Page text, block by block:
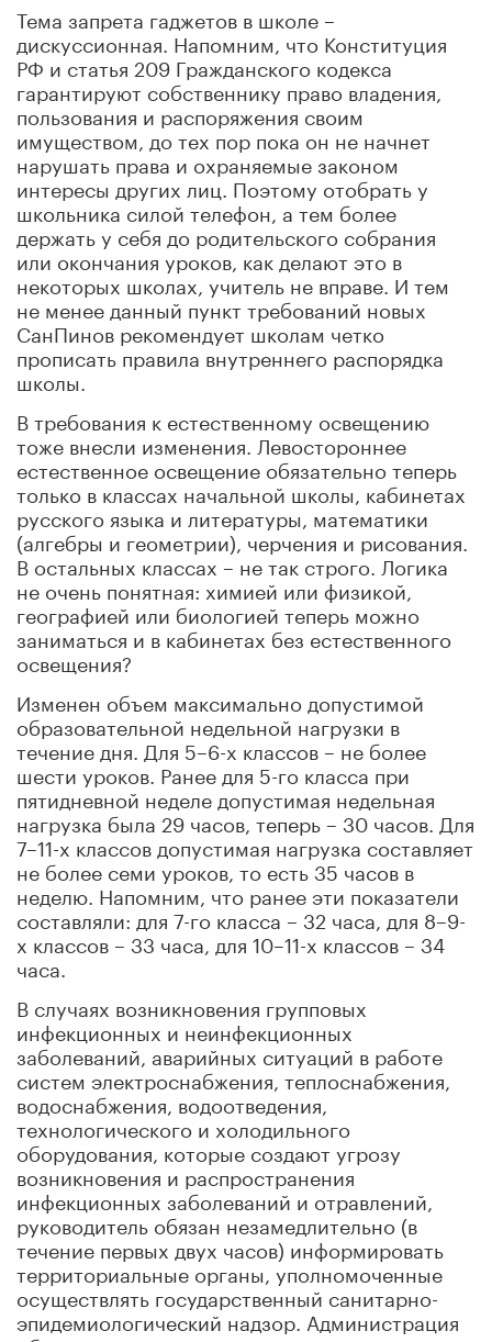
Тема запрета гаджетов в школе –
дискуссионная. Напомним, что Конституция
РФ и статья 209 Гражданского кодекса
гарантируют собственнику право владения,
пользования и распоряжения своим
имуществом, до тех пор пока он не начнет
нарушать права и охраняемые законом
интересы других лиц. Поэтому отобрать у
школьника силой телефон, а тем более
держать у себя до родительского собрания
или окончания уроков, как делают это в
некоторых школах, учитель не вправе. И тем
не менее данный пункт требований новых
СанПинов рекомендует школам четко
прописать правила внутреннего распорядка
школы.
В требования к естественному освещению
тоже внесли изменения. Левостороннее
естественное освещение обязательно теперь
только в классах начальной школы, кабинетах
русского языка и литературы, математики
(алгебры и геометрии), черчения и рисования.
В остальных классах – не так строго. Логика
не очень понятная: химией или физикой,
географией или биологией теперь можно
заниматься и в кабинетах без естественного
освещения?
Изменен объем максимально допустимой
образовательной недельной нагрузки в
течение дня. Для 5–6-х классов – не более
шести уроков. Ранее для 5-го класса при
пятидневной неделе допустимая недельная
нагрузка была 29 часов, теперь – 30 часов. Для
7–11-х классов допустимая нагрузка составляет
не более семи уроков, то есть 35 часов в
неделю. Напомним, что ранее эти показатели
составляли: для 7-го класса – 32 часа, для 8–9-
х классов – 33 часа, для 10–11-х классов – 34
часа.
В случаях возникновения групповых
инфекционных и неинфекционных
заболеваний, аварийных ситуаций в работе
систем электроснабжения, теплоснабжения,
водоснабжения, водоотведения,
технологического и холодильного
оборудования, которые создают угрозу
возникновения и распространения
инфекционных заболеваний и отравлений,
руководитель обязан незамедлительно (в
течение первых двух часов) информировать
территориальные органы, уполномоченные
осуществлять государственный санитарно-
эпидемиологический надзор. Администрация